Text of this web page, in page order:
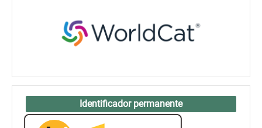
Identificador permanente